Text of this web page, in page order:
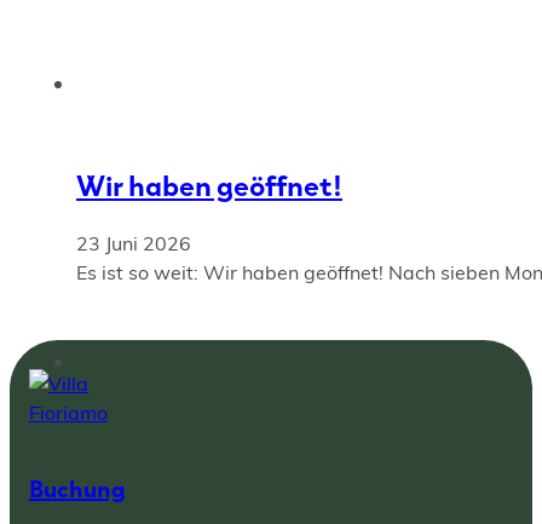
Wir haben geöffnet!
23 Juni 2026
Es ist so weit: Wir haben geöffnet! Nach sieben
Buchung